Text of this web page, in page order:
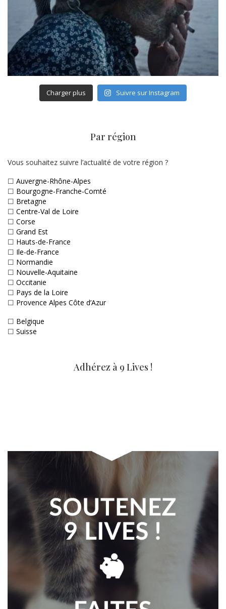
Charger plus Suivre sur Instagram
Par région
Vous souhaitez suivre l’actualité de votre région ?
☐ Auvergne-Rhône-Alpes
☐ Bourgogne-Franche-Comté
☐ Bretagne
☐ Centre-Val de Loire
☐ Corse
☐ Grand Est
☐ Hauts-de-France
☐ Ile-de-France
☐ Normandie
☐ Nouvelle-Aquitaine
☐ Occitanie
☐ Pays de la Loire
☐ Provence Alpes Côte d’Azur
☐ Belgique
☐ Suisse
Adhérez à 9 Lives !